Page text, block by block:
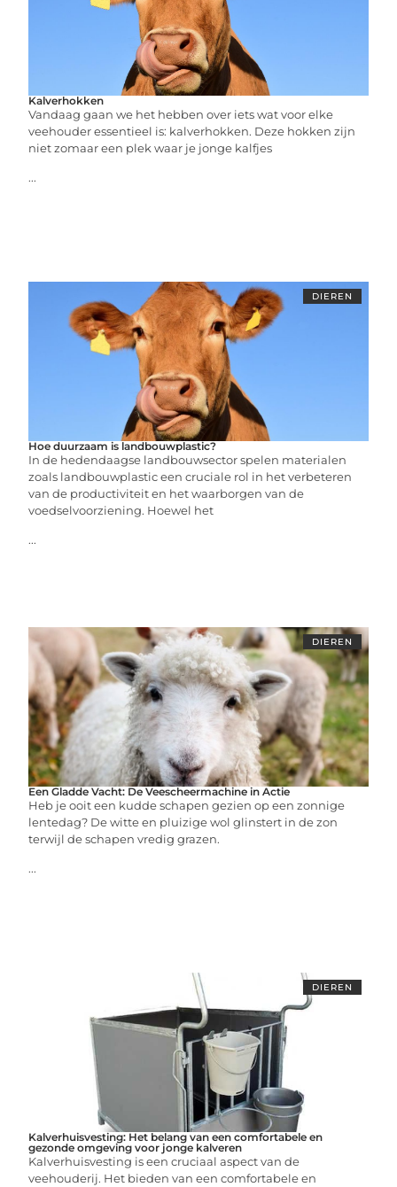
Kalverhokken
Vandaag gaan we het hebben over iets wat voor elke
veehouder essentieel is: kalverhokken. Deze hokken zijn
niet zomaar een plek waar je jonge kalfjes
...
DIEREN
Hoe duurzaam is landbouwplastic?
In de hedendaagse landbouwsector spelen materialen
zoals landbouwplastic een cruciale rol in het verbeteren
van de productiviteit en het waarborgen van de
voedselvoorziening. Hoewel het
...
DIEREN
Een Gladde Vacht: De Veescheermachine in Actie
Heb je ooit een kudde schapen gezien op een zonnige
lentedag? De witte en pluizige wol glinstert in de zon
terwijl de schapen vredig grazen.
...
DIEREN
Kalverhuisvesting: Het belang van een comfortabele en
gezonde omgeving voor jonge kalveren
Kalverhuisvesting is een cruciaal aspect van de
veehouderij. Het bieden van een comfortabele en